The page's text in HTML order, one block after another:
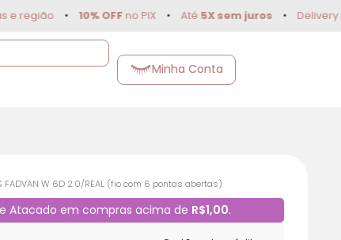
• 10% OFFno PIX • Até 5X sem juros • Delivery para
Minha Conta
FADVAN W 6D 2.0/REAL (fio com 6 pontas abertas)
Atacado em compras acima de R$1,00.